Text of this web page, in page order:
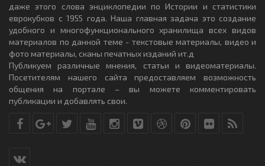
даже этого слова энциклопедии по Истории и статистики
еврокубков с 1955 года. Наша главная задача это создание
удобного и многофункционального хранилища всех видов
материалов по данной теме - текстовые материалы, видео и
фото материалы, сканы печатных изданий ит.д
Публикуем различные мнения, статьи и видеоматериалы.
Посетителям нашего сайта предоставляем возможность
общения на портале – вы можете комментировать
публикации и добавлять свои.